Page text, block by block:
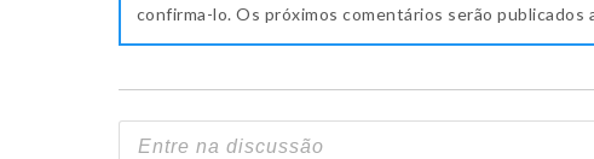
confirma-lo. Os próximos comentários serão publicados